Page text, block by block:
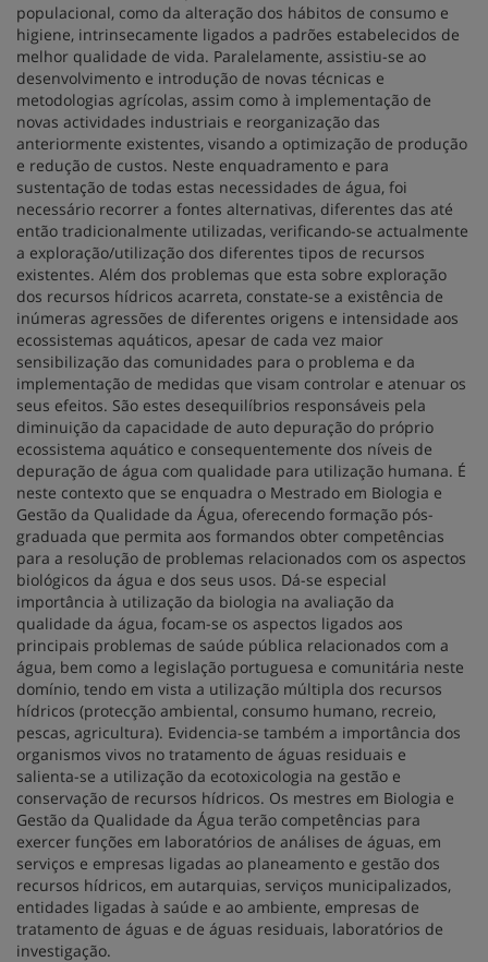
populacional, como da alteração dos hábitos de consumo e
higiene, intrinsecamente ligados a padrões estabelecidos de
melhor qualidade de vida. Paralelamente, assistiu-se ao
desenvolvimento e introdução de novas técnicas e
metodologias agrícolas, assim como à implementação de
novas actividades industriais e reorganização das
anteriormente existentes, visando a optimização de produção
e redução de custos. Neste enquadramento e para
sustentação de todas estas necessidades de água, foi
necessário recorrer a fontes alternativas, diferentes das até
então tradicionalmente utilizadas, verificando-se actualmente
a exploração/utilização dos diferentes tipos de recursos
existentes. Além dos problemas que esta sobre exploração
dos recursos hídricos acarreta, constate-se a existência de
inúmeras agressões de diferentes origens e intensidade aos
ecossistemas aquáticos, apesar de cada vez maior
sensibilização das comunidades para o problema e da
implementação de medidas que visam controlar e atenuar os
seus efeitos. São estes desequilíbrios responsáveis pela
diminuição da capacidade de auto depuração do próprio
ecossistema aquático e consequentemente dos níveis de
depuração de água com qualidade para utilização humana. É
neste contexto que se enquadra o Mestrado em Biologia e
Gestão da Qualidade da Água, oferecendo formação pós-
graduada que permita aos formandos obter competências
para a resolução de problemas relacionados com os aspectos
biológicos da água e dos seus usos. Dá-se especial
importância à utilização da biologia na avaliação da
qualidade da água, focam-se os aspectos ligados aos
principais problemas de saúde pública relacionados com a
água, bem como a legislação portuguesa e comunitária neste
domínio, tendo em vista a utilização múltipla dos recursos
hídricos (protecção ambiental, consumo humano, recreio,
pescas, agricultura). Evidencia-se também a importância dos
organismos vivos no tratamento de águas residuais e
salienta-se a utilização da ecotoxicologia na gestão e
conservação de recursos hídricos. Os mestres em Biologia e
Gestão da Qualidade da Água terão competências para
exercer funções em laboratórios de análises de águas, em
serviços e empresas ligadas ao planeamento e gestão dos
recursos hídricos, em autarquias, serviços municipalizados,
entidades ligadas à saúde e ao ambiente, empresas de
tratamento de águas e de águas residuais, laboratórios de
investigação.